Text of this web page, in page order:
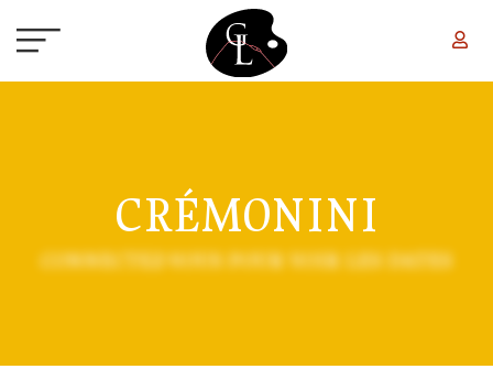
CRÉMONINI
CONNECTEZ-VOUS POUR VOIR LES DATES